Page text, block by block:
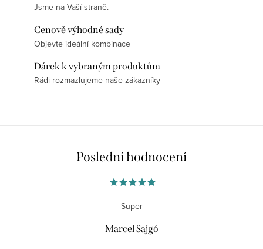
Jsme na Vaší straně.
Cenově výhodné sady
Objevte ideální kombinace
Dárek k vybraným produktům
Rádi rozmazlujeme naše zákazníky
Poslední hodnocení
Super
Marcel Sajgó